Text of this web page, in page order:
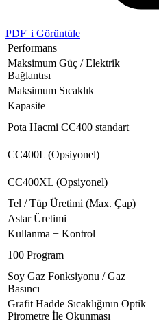
PDF' i Görüntüle
Performans
Maksimum Güç / Elektrik
Bağlantısı
Maksimum Sıcaklık
Kapasite
Pota Hacmi CC400 standart
CC400L (Opsiyonel)
CC400XL (Opsiyonel)
Tel / Tüp Üretimi (Max. Çap)
Astar Üretimi
Kullanma + Kontrol
100 Program
Soy Gaz Fonksiyonu / Gaz
Basıncı
Grafit Hadde Sıcaklığının Optik
Pirometre İle Okunması